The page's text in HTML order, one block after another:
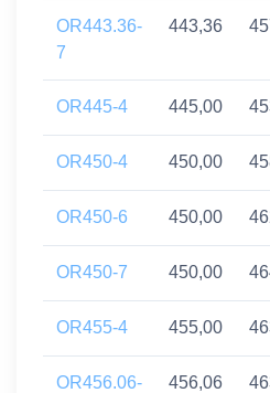
OR443.36-
7
443,36
OR445-4 445,00
OR450-4 450,00
OR450-6 450,00
OR450-7 450,00
OR455-4 455,00
OR456.06-
456,06